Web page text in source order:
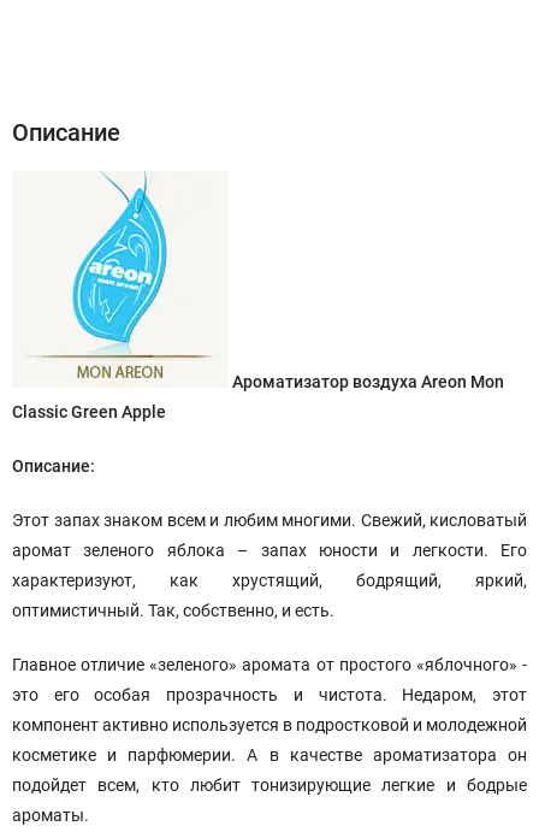
Описание
Ароматизатор воздуха Areon Mon
Classic Green Apple
Описание:
Этот запах знаком всем и любим многими. Свежий, кисловатый
аромат зеленого яблока – запах юности и легкости. Его
характеризуют, как хрустящий, бодрящий, яркий,
оптимистичный. Так, собственно, и есть.
Главное отличие «зеленого» аромата от простого «яблочного» -
это его особая прозрачность и чистота. Недаром, этот
компонент активно используется в подростковой и молодежной
косметике и парфюмерии. А в качестве ароматизатора он
подойдет всем, кто любит тонизирующие легкие и бодрые
ароматы.